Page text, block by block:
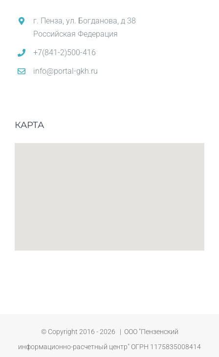
г. Пенза, ул. Богданова, д 38
Российская Федерация
+7(841-2)500-416
info@portal-gkh.ru
КАРТА
© Copyright 2016 -2026 | ООО "Пензенский
информационно-расчетный центр" ОГРН 1175835008414